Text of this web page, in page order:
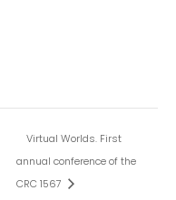
Virtual Worlds. First
annual conference of the
CRC 1567